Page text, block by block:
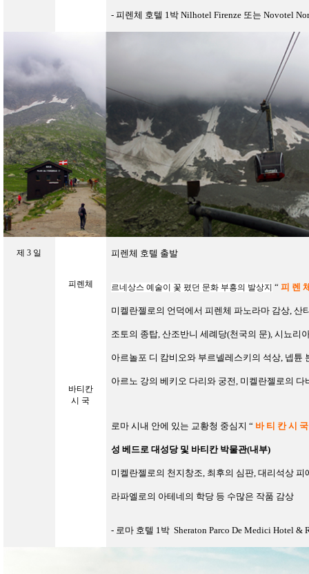
-피렌체 호텔 1박 Nilhotel Firenze 또는 Novotel
제 3 일
피렌체
바티칸
시 국
피렌체 호텔 출발
르네상스 예술이 꽃 폈던 문화 부흥의 발상지 “피 렌
미켈란젤로의 언덕에서 피렌체 파노라마 감상, 산
조토의 종탑,산조반니 세례당(천국의 문),시뇨리
아르놀포 디 캄비오와 부르넬레스키의 석상, 넵튠
아르노 강의 베키오 다리와 궁전, 미켈란젤로의 다
로마 시내 안에 있는 교황청 중심지 “ 바 티 칸 시 국
성 베드로 대성당 및 바티칸 박물관(내부)
미켈란젤로의 천지창조, 최후의 심판,대리석상 피
라파엘로의 아테네의 학당 등 수많은 작품 감상
- 로마 호텔 1박 Sheraton Parco De Medici Hotel &